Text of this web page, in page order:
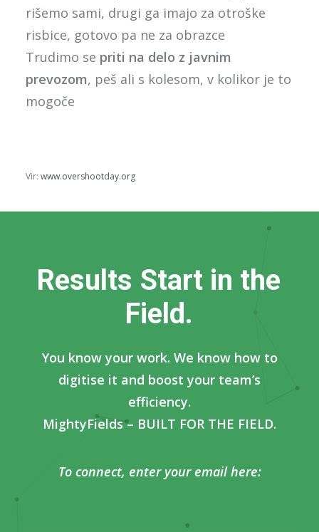
rišemo sami, drugi ga imajo za otroške
risbice, gotovo pa ne za obrazce
Trudimo se priti na delo z javnim
prevozom, peš ali s kolesom, v kolikor je to
mogoče
Vir: www.overshootday.org
Resu ts Start in the
Fie d.
You know your work. We know how to
digitise it and boost your team’s
efficiency.
MightyFields – BUILT FOR THE FIELD.
To connect, enter your email here: